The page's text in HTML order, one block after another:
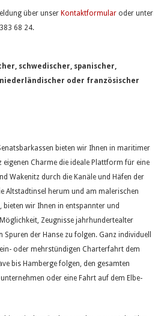
über unserKontaktformular oder unter
68 24.
schwedischer, spanischer,
oder französischer
bieten wir Ihnen in maritimer
Charme die ideale Plattform für eine
Wakenitz durch die Kanäle und Häfen der
Altstadtinsel herum und am malerischen
wir Ihnen in entspannter und
Zeugnisse jahrhundertealter
Spuren der Hanse zu folgen. Ganz individuell
oder mehrstündigen Charterfahrt dem
bis Hamberge folgen, den gesamten
oder eine Fahrt auf dem Elbe-